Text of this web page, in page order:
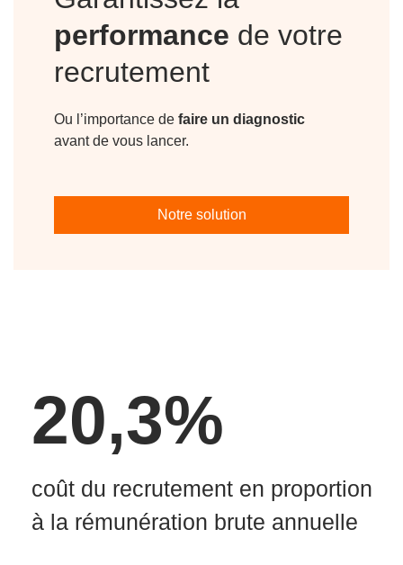
performance de votre
recrutement
Ou l’importance de faire un diagnostic
avant de vous lancer.
Notre solution
20,3%
coût du recrutement en proportion
à la rémunération brute annuelle